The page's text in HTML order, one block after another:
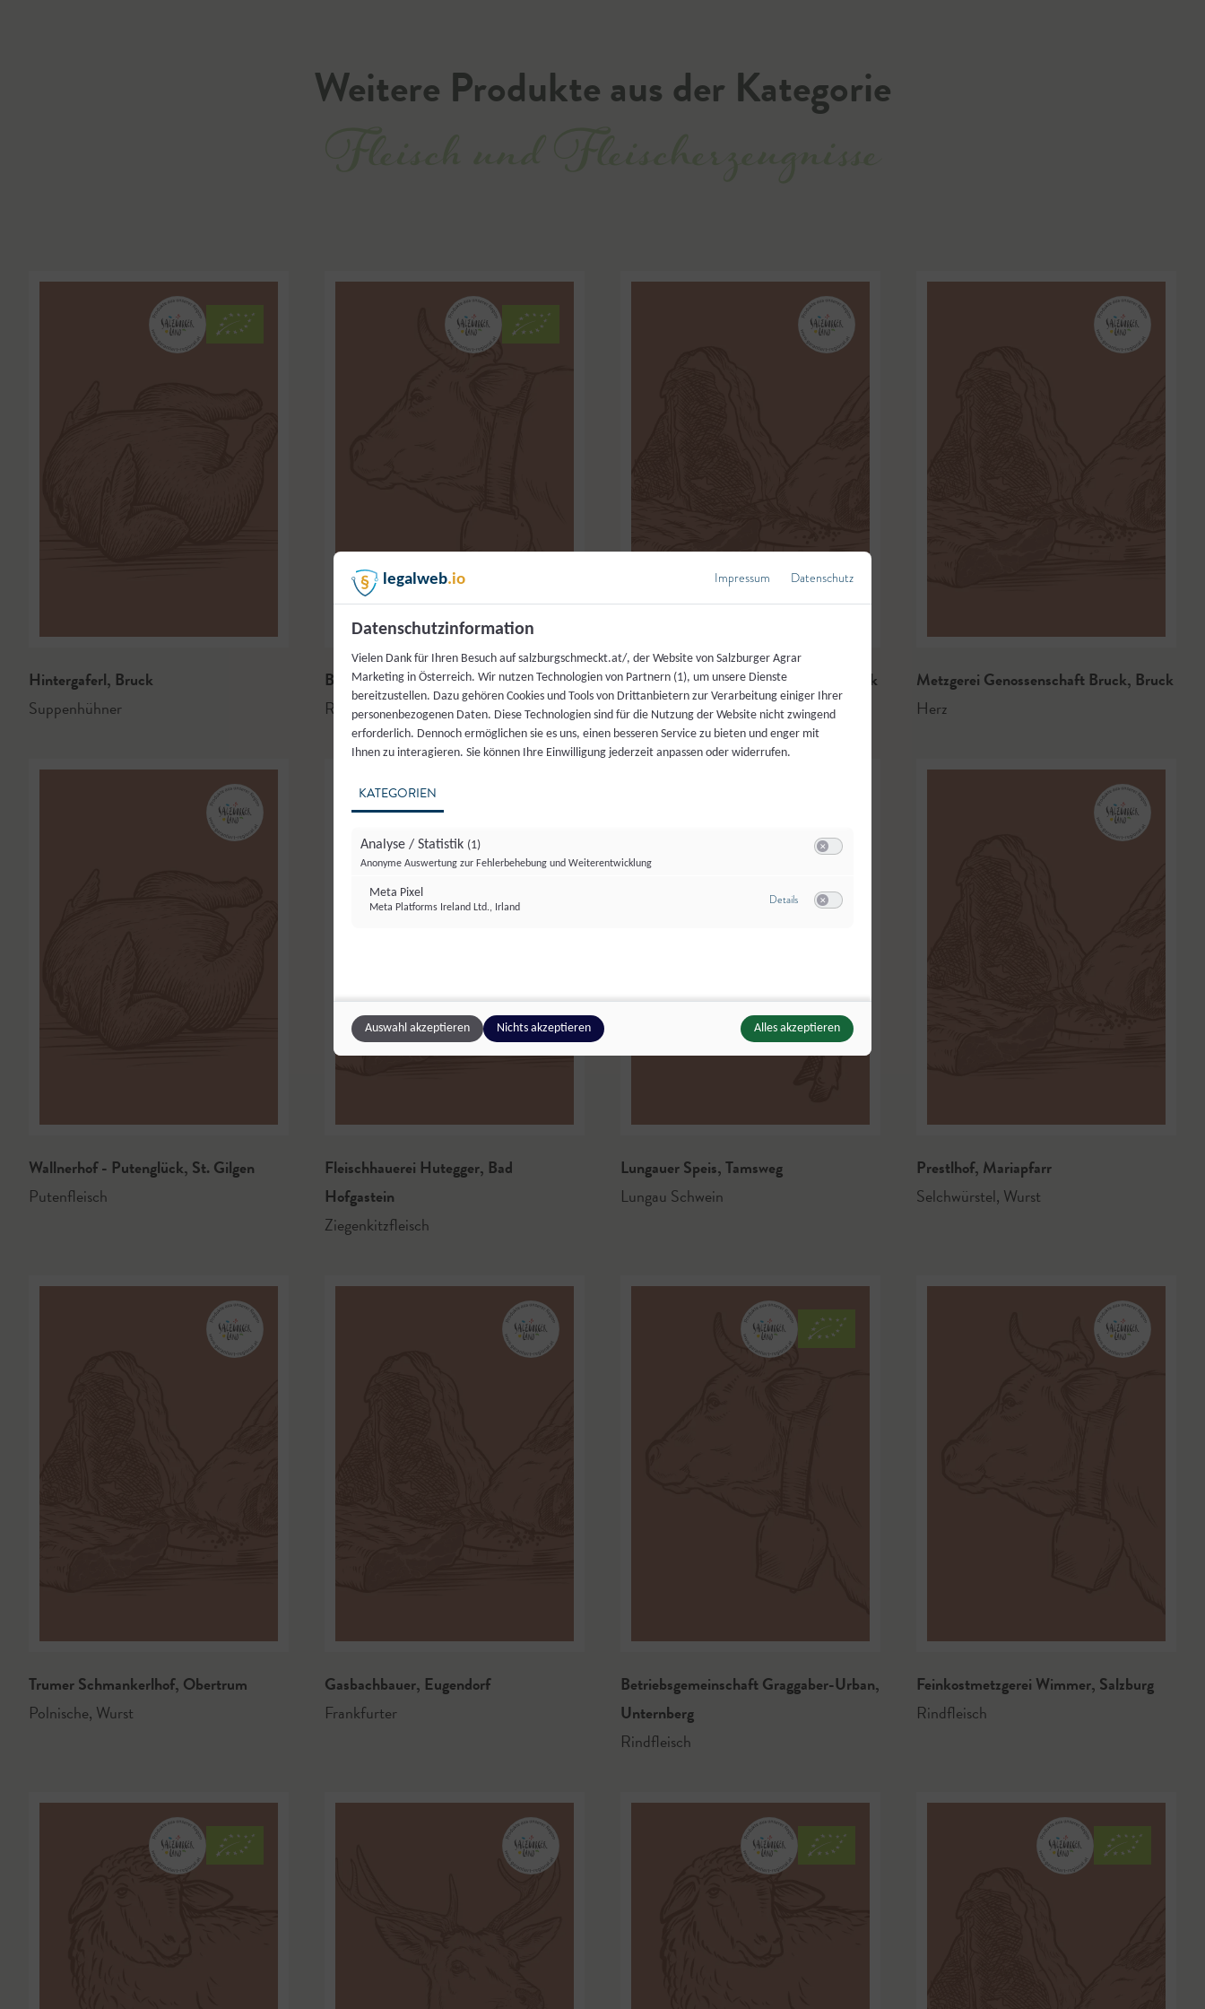
Weitere Produkte aus der Kategorie
Hintergaferl, Bruck
Suppenhühner
Bodenbauer,Hüttau
Rindfleisch
Metzgerei Genossenschaft Bruck
Bruck
Niere
Metzgerei Genossenschaft Bruck, Bruck
Herz
Wallnerhof - Putenglück, St. Gilgen
Putenfleisch
Fleischhauerei Hutegger, Bad
Hofgastein
Ziegenkitzfleisch
Lungauer Speis,Tamsweg
Lungau Schwein
Prestlhof, Mariapfarr
Selchwürstel, Wurst
Trumer Schmankerlhof, Obertrum
Polnische, Wurst
Gasbachbauer, Eugendorf
Frankfurter
Betriebsgemeinschaft Graggaber-Urban,
Unternberg
Rindfleisch
Feinkostmetzgerei Wimmer, Salzburg
Rindfleisch
legalweb.io Impressum Datenschutz
Datenschutzinformation
Vielen Dank für Ihren Besuch auf salzburgschmeckt.at/, der Website von Salzburger Agrar
Marketing in Österreich. Wir nutzen Technologien von Partnern (1), um unsere Dienste
bereitzustellen. Dazu gehören Cookies und Tools von Drittanbietern zur Verarbeitung einiger Ihrer
personenbezogenen Daten. Diese Technologien sind für die Nutzung der Website nicht zwingend
erforderlich. Dennoch ermöglichen sie es uns, einen besseren Service zu bieten und enger mit
Ihnen zu interagieren. Sie können Ihre Einwilligung jederzeit anpassen oder widerrufen.
KATEGORIEN
Analyse / Statistik (1)
Anonyme Auswertung zur Fehlerbehebung und Weiterentwicklung
Meta Pixel
Meta Platforms Ireland Ltd., Irland
Detailszu Meta Pixel
Auswahl akzeptieren Nichts akzeptieren Alles akzeptieren